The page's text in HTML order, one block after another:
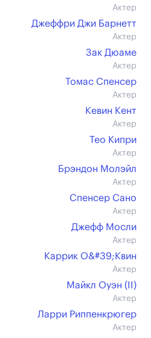
Актер
Джеффри Джи Барнетт
Актер
Зак Дюаме
Актер
Томас Спенсер
Актер
Кевин Кент
Актер
Тео Кипри
Актер
Брэндон Молэйл
Актер
Спенсер Сано
Актер
Джефф Мосли
Актер
Каррик О&#39;Квин
Актер
Майкл Оуэн (II)
Актер
Ларри Риппенкрюгер
Актер